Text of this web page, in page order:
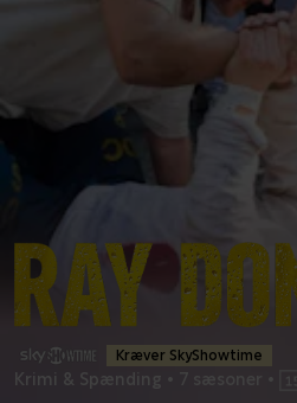
Kræver SkyShowtime
Krimi & Spænding